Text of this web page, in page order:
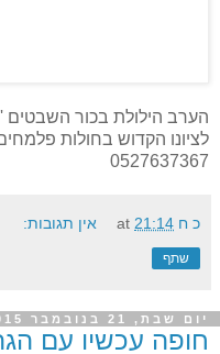
הערב הילולת בכור השבטים
לציונו הקדוש בחולות
0527637367
כ ח at 21:14 אין תגובות:
שתף
יום שבת, 21 בנובמבר 2015
חופה עכשיו עם